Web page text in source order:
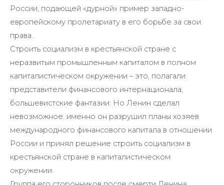
России, подающей «дурной» пример западно-
европейскому пролетариату в его борьбе за свои
права.
Строить социализм в крестьянской стране с
неразвитым промышленным капиталом в полном
капиталистическом окружении – это, полагали
представители финансового интернационала,
большевистские фантазии. Но Ленин сделал
невозможное: именно он разрушил планы хозяев
международного финансового капитала в отношении
России и принял решение строить социализм в
крестьянской стране в капиталистическом
окружении.